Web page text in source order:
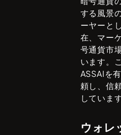
する風景
ーヤーと
在、マー
号通貨市
います。
ASSAIを
頼し、信
しています
ウォレ